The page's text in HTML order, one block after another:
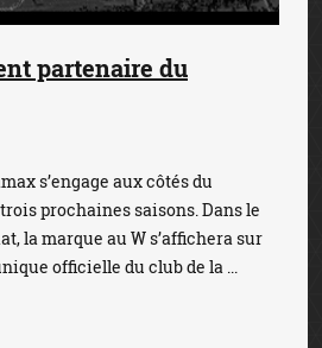
partenaire du
s’engage aux côtés du
prochaines saisons. Dans le
la marque au W s’affichera sur
officielle du club de la ...